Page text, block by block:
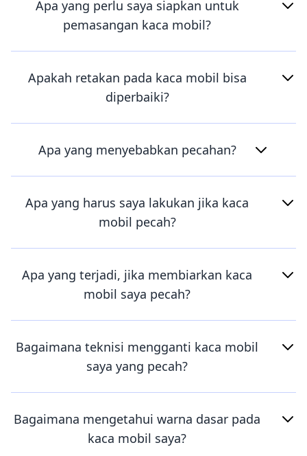
Apa yang perlu saya siapkan untuk
pemasangan kaca mobil?
Apakah retakan pada kaca mobil bisa
diperbaiki?
Apa yang menyebabkan pecahan?
Apa yang harus saya lakukan jika kaca
mobil pecah?
Apa yang terjadi, jika membiarkan kaca
mobil saya pecah?
Bagaimana teknisi mengganti kaca mobil
saya yang pecah?
Bagaimana mengetahui warna dasar pada
kaca mobil saya?